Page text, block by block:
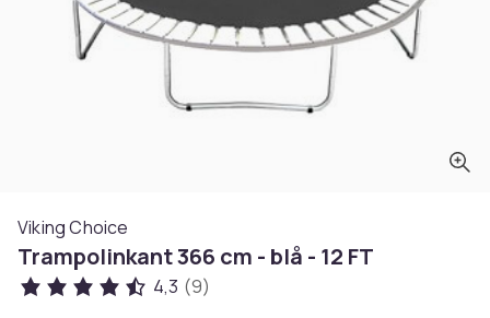
Viking Choice
Trampolinkant 366 cm - blå - 12 FT
4,3 (9)